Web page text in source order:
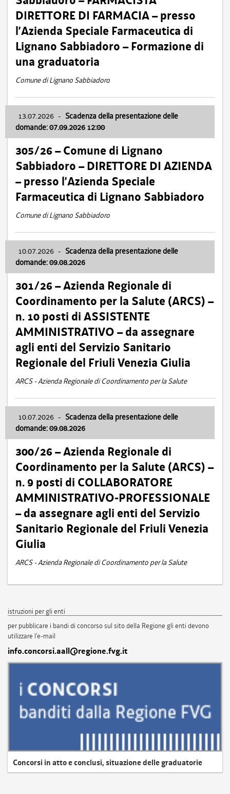
DIRETTORE DI FARMACIA – presso
l’Azienda Speciale Farmaceutica di
Lignano Sabbiadoro – Formazione di
una graduatoria
Comune di Lignano Sabbiadoro
13.07.2026 - Scadenza della presentazione delle
domande: 07.09.2026 12:00
305/26 – Comune di Lignano
Sabbiadoro – DIRETTORE DI AZIENDA
– presso l’Azienda Speciale
Farmaceutica di Lignano Sabbiadoro
Comune di Lignano Sabbiadoro
10.07.2026 - Scadenza della presentazione delle
domande: 09.08.2026
301/26 – Azienda Regionale di
Coordinamento per la Salute (ARCS) –
n. 10 posti di ASSISTENTE
AMMINISTRATIVO – da assegnare
agli enti del Servizio Sanitario
Regionale del Friuli Venezia Giulia
ARCS - Azienda Regionale di Coordinamento per la Salute
10.07.2026 - Scadenza della presentazione delle
domande: 09.08.2026
300/26 – Azienda Regionale di
Coordinamento per la Salute (ARCS) –
n. 9 posti di COLLABORATORE
AMMINISTRATIVO-PROFESSIONALE
– da assegnare agli enti del Servizio
Sanitario Regionale del Friuli Venezia
Giulia
ARCS - Azienda Regionale di Coordinamento per la Salute
istruzioni per gli enti
per pubblicare i bandi di concorso sul sito della Regione gli enti devono
utilizzare l'e-mail
info.concorsi.aall@regione.fvg.it
Concorsi in atto e conclusi, situazione delle graduatorie